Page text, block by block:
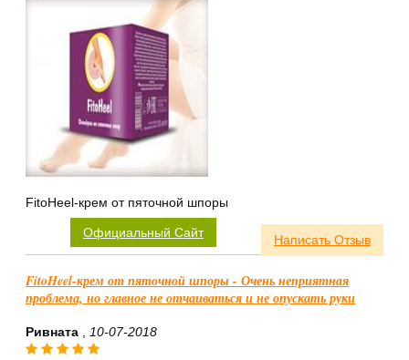
FitoHeel-крем от пяточной шпоры
Написать Отзыв
Официальный Сайт
FitoHeel-крем от пяточной шпоры - Очень неприятная
проблема, но главное не отчаиваться и не опускать руки
Ривната ,10-07-2018